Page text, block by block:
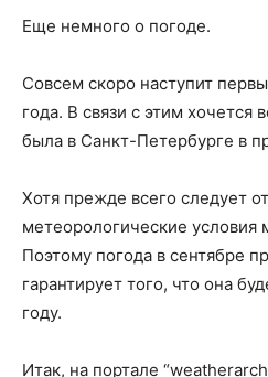
Еще немного о погоде.
Совсем скоро наступит
года. В связи с этим хочется
была в Санкт-Петербурге в
Хотя прежде всего следует
метеорологические условия
Поэтому погода в сентябре
гарантирует того, что она
году.
Итак, на портале